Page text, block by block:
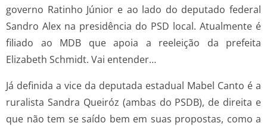
governo Ratinho Júnior e ao lado do deputado federal
Sandro Alex na presidência do PSD local. Atualmente é
filiado ao MDB que apoia a reeleição da prefeita
Elizabeth Schmidt. Vai entender…
Já definida a vice da deputada estadual Mabel Canto é a
ruralista Sandra Queiróz (ambas do PSDB), de direita e
que não tem se saído bem em suas propostas, como a